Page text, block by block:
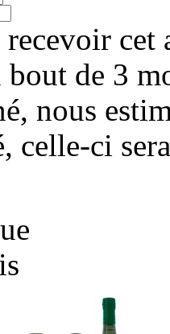
cet
de 3
nous
celle-ci